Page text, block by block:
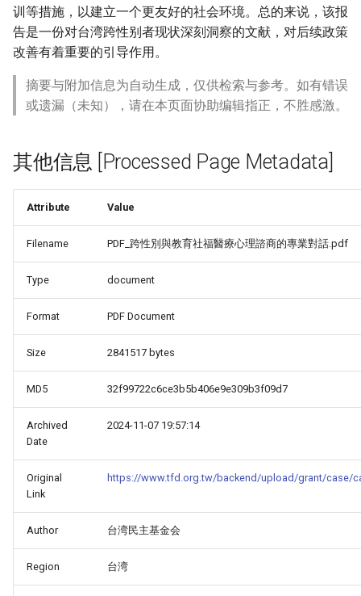
训等措施，以建立一个更友好的社会环境。总的来说，该报
告是一份对台湾跨性别者现状深刻洞察的文献，对后续政策
改善有着重要的引导作用。
摘要与附加信息为自动生成，仅供检索与参考。如有错误
或遗漏（未知），请在本页面协助编辑指正，不胜感激。
其他信息 [Processed Page Metadata]
Attribute Value
Filename PDF_跨性別與教育社福醫療心理諮商的專業對話.pdf
Type document
Format PDF Document
Size 2841517 bytes
MD5 32f99722c6ce3b5b406e9e309b3f09d7
Archived
Date
2024-11-07 19:57:14
Original
Link
https://www.tfd.org.tw/backend/upload/grant/case/
Author 台湾民主基金会
Region 台湾